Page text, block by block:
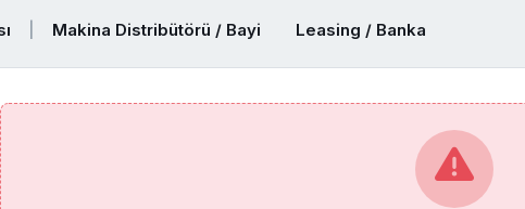
Makina Distribütörü / Bayi Leasing / Banka